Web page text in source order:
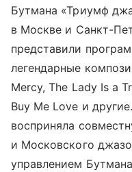
Бутмана «Триумф
в Москве и Санкт-
представили
легендарные
Mercy, The Lady Is a
Buy Me Love и
восприняла
и Московского
управлением